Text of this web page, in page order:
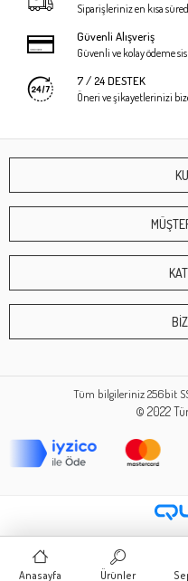
Siparişleriniz en kısa
Güvenli Alışveriş
Güvenli ve kolay ödeme
7 / 24 DESTEK
Öneri ve şikayetlerinizi
Tüm bilgileriniz 256bit
© 2022
Anasayfa Ürünler